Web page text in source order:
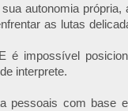
autonomia própria,
as lutas
é impossível
interprete.
pessoais com base